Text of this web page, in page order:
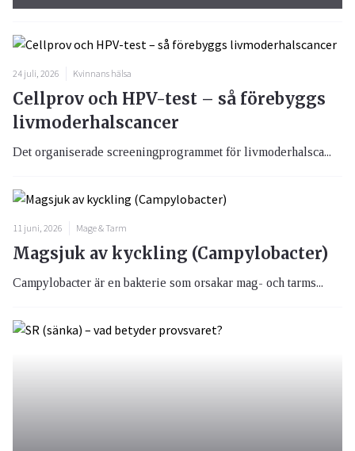
24 juli, 2026 Kvinnans hälsa
Cellprov och HPV-test – så förebyggs
livmoderhalscancer
Det organiserade screeningprogrammet för livmoderhalsca...
11 juni, 2026 Mage & Tarm
Magsjuk av kyckling (Campylobacter)
Campylobacter är en bakterie som orsakar mag- och tarms...